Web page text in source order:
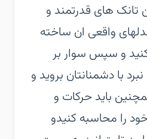
تانک های قدرتمند و
واقعی ان ساخته
و سپس سوار بر
با دشمنانتان بروید و
باید حرکات و
را محاسبه کنیدو